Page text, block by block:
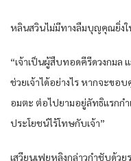
หลินสวินไม่มีทางลืมบุญคุณยิ่งใ
“เจ้าเป็นผู้สืบทอดคีรีดวงกมล
ช่วยเจ้าได้อย่างไร หากจะขอ
อมตะ ต่อไปยามอยู่ลัทธิแรกก
ประโยชน์ไร้โทษกับเจ้า”
เสวียนเฟยหลิงกล่าวกำชับด้วย